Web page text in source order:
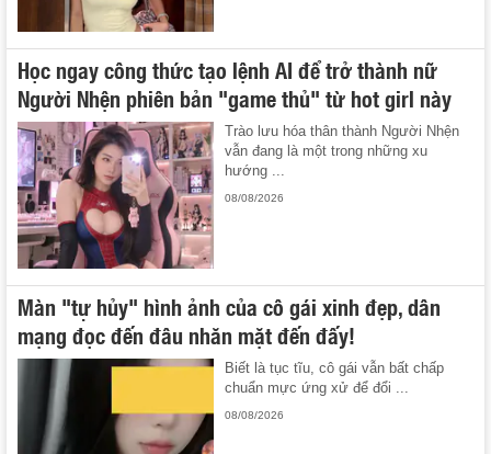
Học ngay công thức tạo lệnh AI để trở thành nữ
Người Nhện phiên bản "game thủ" từ hot girl này
Trào lưu hóa thân thành Người Nhện
vẫn đang là một trong những xu
hướng ...
08/08/2026
Màn "tự hủy" hình ảnh của cô gái xinh đẹp, dân
mạng đọc đến đâu nhăn mặt đến đấy!
Biết là tục tĩu, cô gái vẫn bất chấp
chuẩn mực ứng xử để đổi ...
08/08/2026